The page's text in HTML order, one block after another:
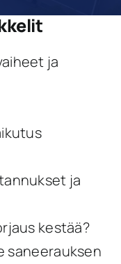
ja
ja
kestää?
saneerauksen